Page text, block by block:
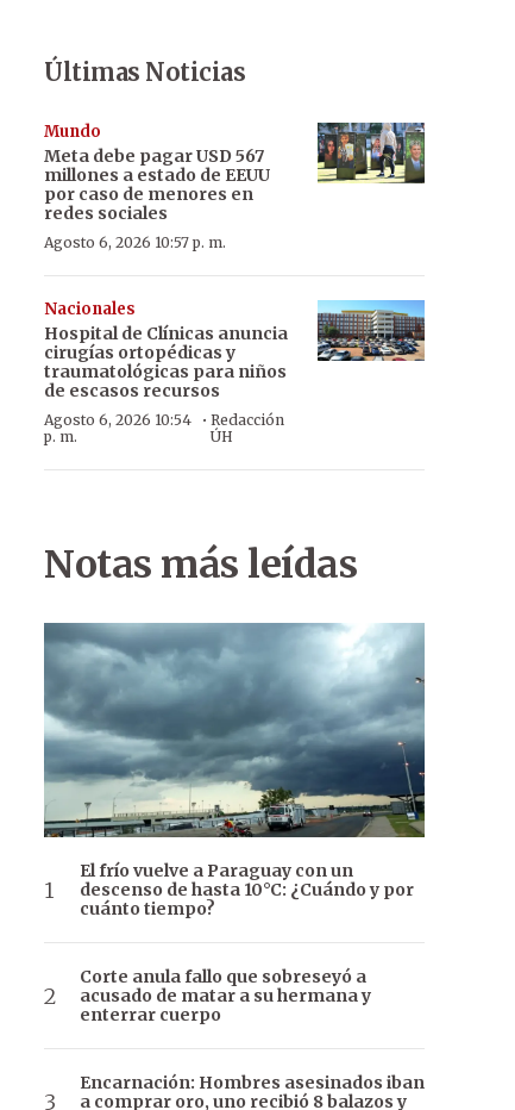
Últimas Noticias
Mundo
Meta debe pagar USD 567
millones a estado de EEUU
por caso de menores en
redes sociales
Agosto 6, 2026 10:57 p. m.
Nacionales
Hospital de Clínicas anuncia
cirugías ortopédicas y
traumatológicas para niños
de escasos recursos
Agosto 6, 2026 10:54
p. m.
· Redacción
ÚH
Notas más leídas
El frío vuelve a Paraguay con un
descenso de hasta 10°C: ¿Cuándo y por
cuánto tiempo?
Corte anula fallo que sobreseyó a
acusado de matar a su hermana y
enterrar cuerpo
Encarnación: Hombres asesinados iban
a comprar oro, uno recibió 8 balazos y